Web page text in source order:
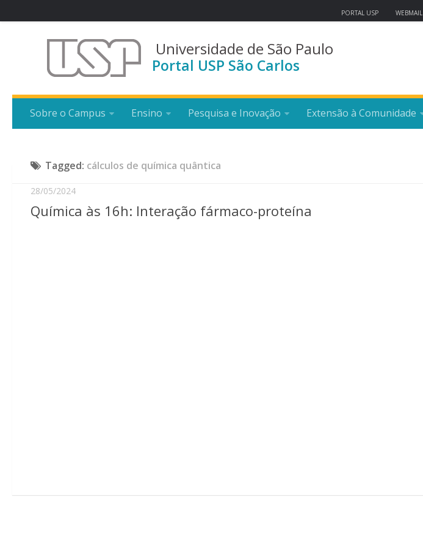
PORTAL USP WEBMAIL
Universidade de São Paulo
Portal USP São Carlos
Sobre o Campus Ensino Pesquisa e Inovação Extensão à Comunidade
Tagged: cálculos de química quântica
28/05/2024
Química às 16h: Interação fármaco-proteína